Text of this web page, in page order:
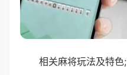
相关麻将玩法及特色;